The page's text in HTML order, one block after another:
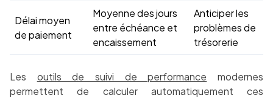
Délai moyen
de paiement
Moyenne des jours
entre échéance et
encaissement
Anticiper les
problèmes de
trésorerie
Les outils de suivi de performance modernes
permettent de calculer automatiquement ces